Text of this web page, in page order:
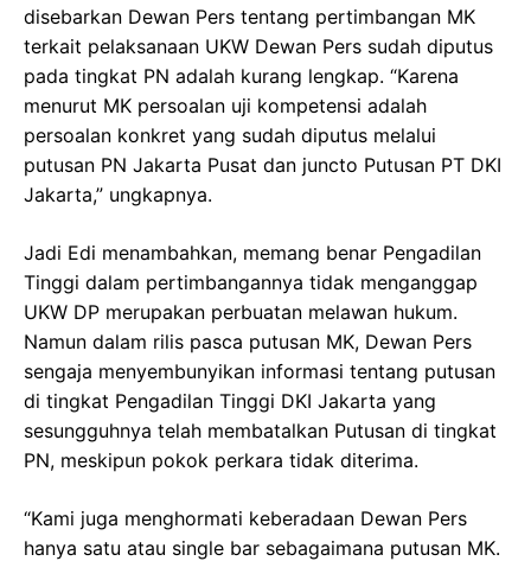
disebarkan Dewan Pers tentang pertimbangan MK
terkait pelaksanaan UKW Dewan Pers sudah diputus
pada tingkat PN adalah kurang lengkap. “Karena
menurut MK persoalan uji kompetensi adalah
persoalan konkret yang sudah diputus melalui
putusan PN Jakarta Pusat dan juncto Putusan PT DKI
Jakarta,” ungkapnya.
Jadi Edi menambahkan, memang benar Pengadilan
Tinggi dalam pertimbangannya tidak menganggap
UKW DP merupakan perbuatan melawan hukum.
Namun dalam rilis pasca putusan MK, Dewan Pers
sengaja menyembunyikan informasi tentang putusan
di tingkat Pengadilan Tinggi DKI Jakarta yang
sesungguhnya telah membatalkan Putusan di tingkat
PN, meskipun pokok perkara tidak diterima.
“Kami juga menghormati keberadaan Dewan Pers
hanya satu atau single bar sebagaimana putusan MK.